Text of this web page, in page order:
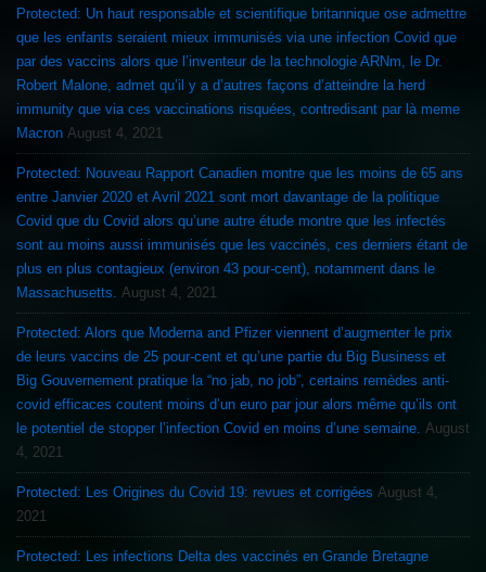
Protected: Un haut responsable et scientifique britannique ose admettre
que les enfants seraient mieux immunisés via une infection Covid que
par des vaccins alors que l’inventeur de la technologie ARNm, le Dr.
Robert Malone, admet qu’il y a d’autres façons d’atteindre la herd
immunity que via ces vaccinations risquées, contredisant par là meme
Macron August 4, 2021
Protected: Nouveau Rapport Canadien montre que les moins de 65 ans
entre Janvier 2020 et Avril 2021 sont mort davantage de la politique
Covid que du Covid alors qu’une autre étude montre que les infectés
sont au moins aussi immunisés que les vaccinés, ces derniers étant de
plus en plus contagieux (environ 43 pour-cent), notamment dans le
Massachusetts.
August 4, 2021
Protected: Alors que Moderna and Pfizer viennent d’augmenter le prix
de leurs vaccins de 25 pour-cent et qu’une partie du Big Business et
Big Gouvernement pratique la “no jab, no job”, certains remèdes anti-
covid efficaces coutent moins d’un euro par jour alors même qu’ils ont
le potentiel de stopper l’infection Covid en moins d’une semaine. August
4, 2021
Protected: Les Origines du Covid 19: revues et corrigées August 4,
2021
Protected: Les infections Delta des vaccinés en Grande Bretagne